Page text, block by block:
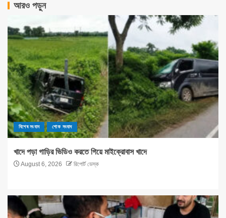
আরও পড়ুন
বিশেষ সংবাদ শোক সংবাদ
খাদে পড়া গাড়ির ভিডিও করতে গিয়ে মাইক্রোবাস খাদে
August 6, 2026 রিপোর্ট ডেস্ক